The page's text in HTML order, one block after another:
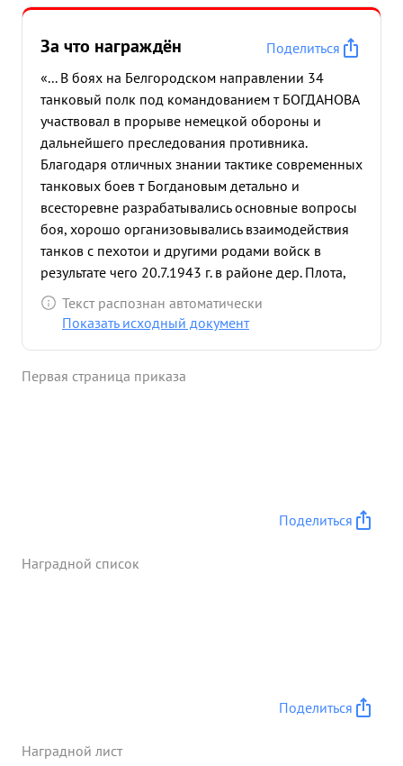
За что награждён
Поделиться
«... В боях на Белгородском направлении 34
танковый полк под командованием т БОГДАНОВА
участвовал в прорыве немецкой обороны и
дальнейшего преследования противника.
Благодаря отличных знании тактике современных
танковых боев т Богдановым детально и
всесторевне разрабатывались основные вопросы
боя, хорошо организовывались взаимодействия
танков с пехотои и другими родами войск в
результате чего 20.7.1943 г. в районе дер. Плота,
Шахово полк прорвал оборону противника и
заставил его носпешно отступить. сам тов.
почти за каждом машинои, принимая правильные
с боеприпасами, 2 колесных машины. и до 600
на Калининском фронте-полк т БОГДАНОВА
Текст распознан автоматически
Показать исходный документ
Первая страница приказа
Поделиться
Наградной список
Поделиться
Наградной лист